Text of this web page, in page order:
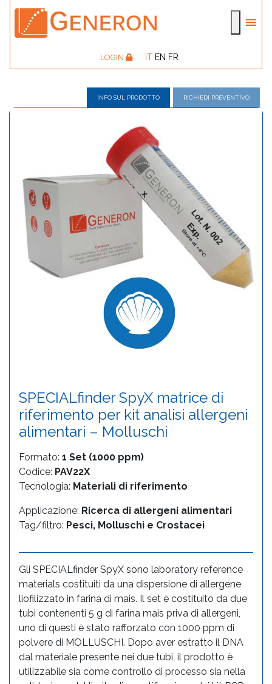
LOGIN IT EN FR
INFO SUL PRODOTTO RICHIEDI PREVENTIVO
SPECIALfinder SpyX matrice di
riferimento per kit analisi allergeni
alimentari – Molluschi
Formato: 1 Set (1000 ppm)
Codice: PAV22X
Tecnologia: Materiali di riferimento
Applicazione: Ricerca di allergeni alimentari
Tag/filtro: Pesci, Molluschi e Crostacei
Gli SPECIALfinder SpyX sono laboratory reference
materials costituiti da una dispersione di allergene
liofilizzato in farina di mais. Il set è costituito da due
tubi contenenti 5 g di farina mais priva di allergeni,
uno di questi è stato rafforzato con 1000 ppm di
polvere di MOLLUSCHI. Dopo aver estratto il DNA
dal materiale presente nei due tubi, il prodotto è
utilizzabile sia come controllo di processo sia nella